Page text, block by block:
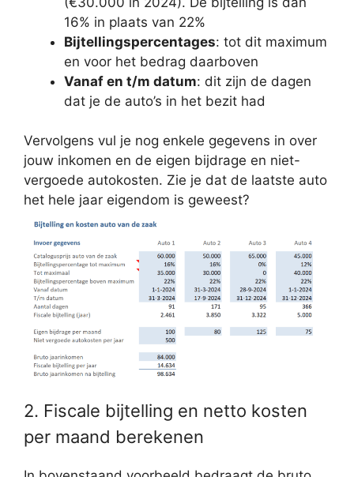
16% in plaats van 22%
Bijtellingspercentages: tot dit maximum
en voor het bedrag daarboven
Vanaf en t/m datum: dit zijn de dagen
dat je de auto’s in het bezit had
Vervolgens vul je nog enkele gegevens in over
jouw inkomen en de eigen bijdrage en niet-
vergoede autokosten. Zie je dat de laatste auto
het hele jaar eigendom is geweest?
2. Fiscale bijtelling en netto kosten
per maand berekenen